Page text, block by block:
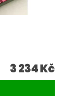
3 234 Kč